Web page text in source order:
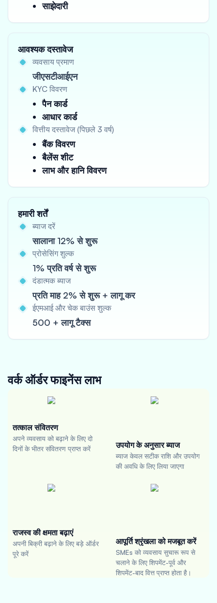
साझेदारी
आवश्यक दस्तावेज
व्यवसाय प्रमाण
जीएसटीआईएन
KYC विवरण
पैन कार्ड
आधार कार्ड
वित्तीय दस्तावेज (पिछले 3 वर्ष)
बैंक विवरण
बैलेंस शीट
लाभ और हानि विवरण
हमारी शर्तें
ब्याज दरें
सालाना 12% से शुरू
प्रोसेसिंग शुल्क
1% प्रति वर्ष से शुरू
दंडात्मक ब्याज
प्रति माह 2% से शुरू + लागू कर
ईएमआई और चेक बाउंस शुल्क
500 + लागू टैक्स
वर्क ऑर्डर फाइनेंसलाभ
तत्काल संवितरण
अपने व्यवसाय को बढ़ाने के लिए दो
दिनों के भीतर संवितरण प्राप्त करें
उपयोग के अनुसार ब्याज
ब्याज केवल सटीक राशि और उपयोग
की अवधि के लिए लिया जाएगा
राजस्व की क्षमता बढ़ाएं
अपनी बिक्री बढ़ाने के लिए बड़े ऑर्डर
पूरे करें
आपूर्ति श्रृंखला को मजबूत करें
SMEs को व्यवसाय सुचारू रूप से
चलाने के लिए शिपमेंट-पूर्व और
शिपमेंट-बाद वित्त प्राप्त होता है।